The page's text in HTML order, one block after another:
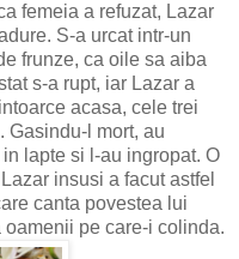
femeia a refuzat, Lazar
S-a urcat intr-un
frunze, ca oile sa aiba
s-a rupt, iar Lazar a
acasa, cele trei
Gasindu-l mort, au
lapte si l-au ingropat. O
insusi a facut astfel
canta povestea lui
pe care-i colinda.